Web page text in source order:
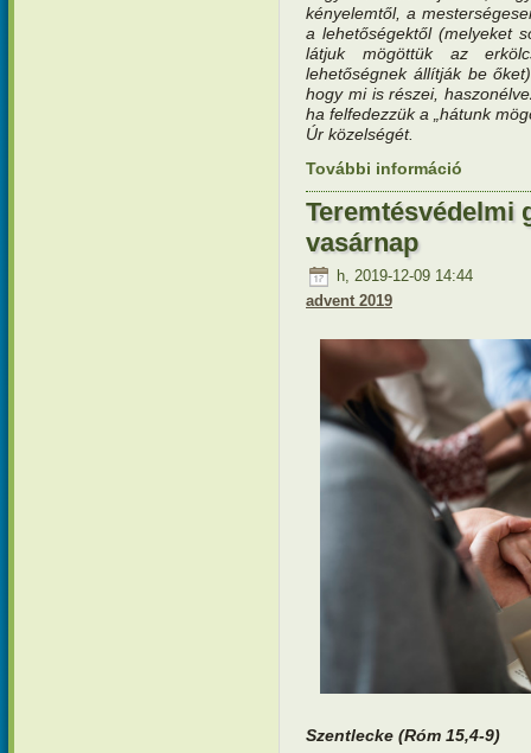
kényelemtől, a
a lehetőségektől (melyeket
látjuk mögöttük az
lehetőségnek állítják be
hogy mi is részei,
ha felfedezzük a „hátunk
Úr közelségét.
További információ
Teremtésvédelmi
vasárnap
h, 2019-12-09 14:44
advent 2019
Szentlecke (Róm 15,4-9)